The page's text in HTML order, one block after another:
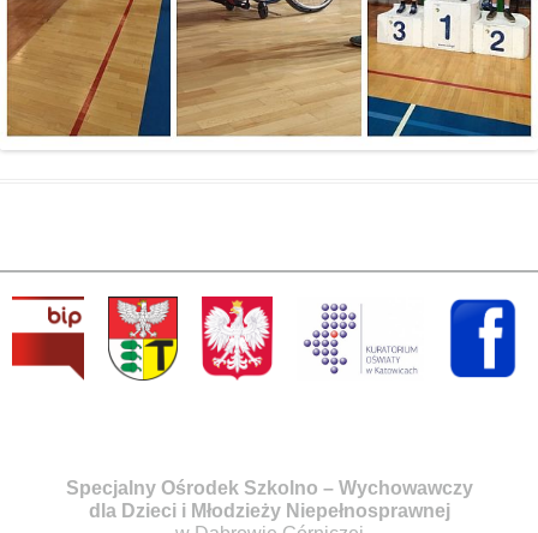
Specjalny Ośrodek Szkolno – Wychowawczy
dla Dzieci i Młodzieży Niepełnosprawnej